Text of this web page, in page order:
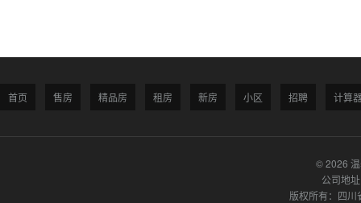
首页 售房 精品房 租房 新房 小区 招聘 计算
© 2026
公司地
版权所有：四